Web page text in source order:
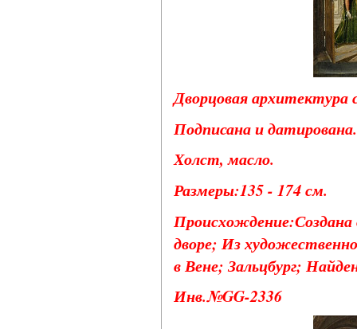
Дворцовая архитектура
Подписана и датирована.
Холст, масло.
Размеры:135 - 174 см.
дворе; Из
в Вене; Зальцбург;
Инв.№GG-2336